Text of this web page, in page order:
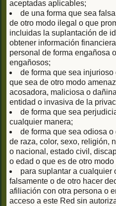
aceptadas aplicables;
de una forma que sea
de otro modo ilegal o que
incluidas la suplantación de
obtener información
personal de forma engañosa
engañosos;
de forma que sea
que sea de otro modo
acosadora, maliciosa o
entidad o invasiva de la
de forma que sea
cualquier manera;
de forma que sea odiosa
de raza, color, sexo, religión,
o nacional, estado civil,
o edad o que es de otro
para suplantar a cualquier
falsamente o de otro hacer
afiliación con otra persona o
acceso a este Red sin